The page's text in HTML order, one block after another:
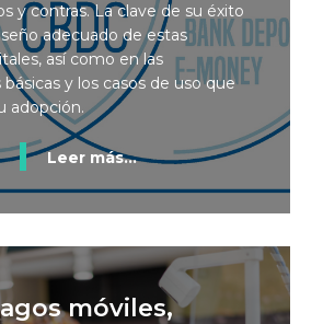
y contras. La clave de su éxito
adecuado de estas
así como en las
y los casos de uso que
adopción.
Leer más...
móviles,